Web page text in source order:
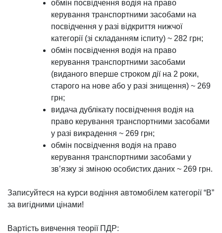
обмін посвідчення водія на право
керування транспортними засобами на
посвідчення у разі відкриття нижчої
категорії (зі складанням іспиту) ~ 282 грн;
обмін посвідчення водія на право
керування транспортними засобами
(виданого вперше строком дії на 2 роки,
старого на нове або у разі знищення) ~ 269
грн;
видача дублікату посвідчення водія на
право керування транспортними засобами
у разі викрадення ~ 269 грн;
обмін посвідчення водія на право
керування транспортними засобами у
зв’язку зі зміною особистих даних ~ 269 грн.
Записуйтеся на курси водіння автомобілем категорії “В”
за вигідними цінами!
Вартість вивчення теорії ПДР: